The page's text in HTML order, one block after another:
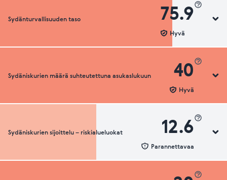
Sydänturvallisuuden taso 75.9
Hyvä
Sydänturvallisuuden luokka
Sydäniskurien määrä suhteutettuna asukaslukuun 40
Hyvä
Sydäniskurien määrä suhteutettuna asukaslukuun
Sydäniskurien sijoittelu – riskialueluokat 12.6
Parannettavaa